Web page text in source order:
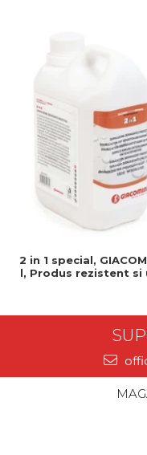
2 in 1 special,
l, Produs rezistent si